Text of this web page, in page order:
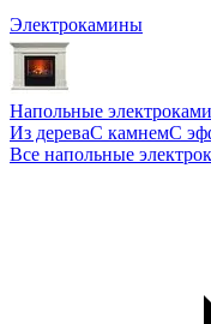
Электрокамины
Напольные
Из дереваС камнемС
Все напольные